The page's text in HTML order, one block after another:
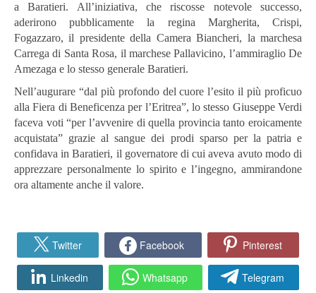
a Baratieri. All’iniziativa, che riscosse notevole successo,
aderirono pubblicamente la regina Margherita, Crispi,
Fogazzaro, il presidente della Camera Biancheri, la marchesa
Carrega di Santa Rosa, il marchese Pallavicino, l’ammiraglio De
Amezaga e lo stesso generale Baratieri.
Nell’augurare “dal più profondo del cuore l’esito il più proficuo
alla Fiera di Beneficenza per l’Eritrea”, lo stesso Giuseppe Verdi
faceva voti “per l’avvenire di quella provincia tanto eroicamente
acquistata” grazie al sangue dei prodi sparso per la patria e
confidava in Baratieri, il governatore di cui aveva avuto modo di
apprezzare personalmente lo spirito e l’ingegno, ammirandone
ora altamente anche il valore.
Twitter Facebook Pinterest
Linkedin Whatsapp Telegram